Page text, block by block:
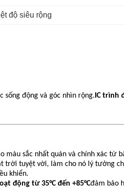
độ siêu rộng
sống động và góc nhìn rộng. IC trình
màu sắc nhất quán và chính xác từ
trời tuyệt vời, làm cho nó lý tưởng
khiển.
động từ 35°C đến +85°Cđảm bảo